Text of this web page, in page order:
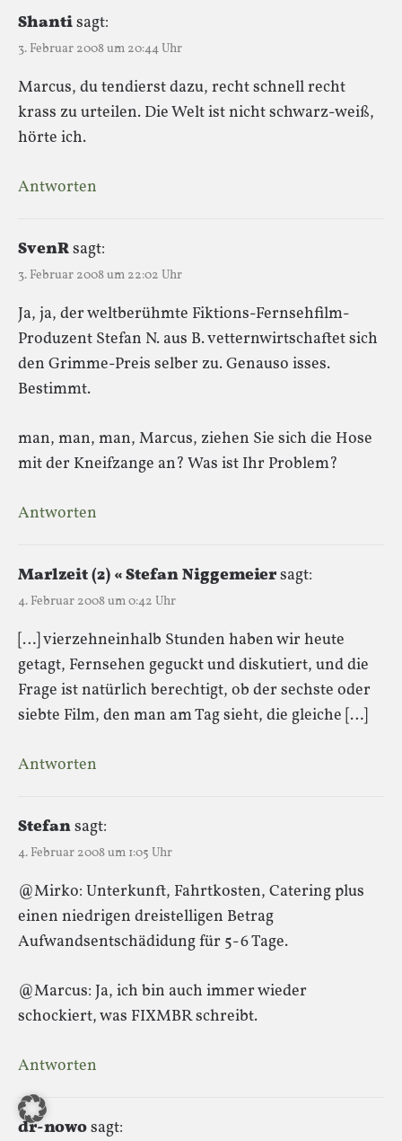
Shantisagt:
3. Februar 2008 um 20:44 Uhr
Marcus, du tendierst dazu, recht schnell recht
krass zu urteilen. Die Welt ist nicht schwarz-weiß,
hörte ich.
Antworten
SvenRsagt:
3. Februar 2008 um 22:02 Uhr
Ja, ja, der weltberühmte Fiktions-Fernsehfilm-
Produzent Stefan N. aus B. vetternwirtschaftet sich
den Grimme-Preis selber zu. Genauso isses.
Bestimmt.
man, man, man, Marcus, ziehen Sie sich die Hose
mit der Kneifzange an? Was ist Ihr Problem?
Antworten
Marlzeit (2) « Stefan Niggemeiersagt:
4. Februar 2008 um 0:42 Uhr
[…] vierzehneinhalb Stunden haben wir heute
getagt, Fernsehen geguckt und diskutiert, und die
Frage ist natürlich berechtigt, ob der sechste oder
siebte Film, den man am Tag sieht, die gleiche […]
Antworten
Stefansagt:
4. Februar 2008 um 1:05 Uhr
@Mirko: Unterkunft, Fahrtkosten, Catering plus
einen niedrigen dreistelligen Betrag
Aufwandsentschädidung für 5-6 Tage.
@Marcus: Ja, ich bin auch immer wieder
schockiert, was FIXMBR schreibt.
Antworten
dr-nowosagt: